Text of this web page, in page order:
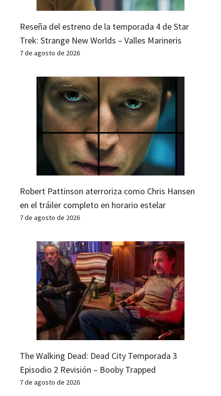
Reseña del estreno de la temporada 4 de Star
Trek: Strange New Worlds – Valles Marineris
7 de agosto de 2026
Robert Pattinson aterroriza como Chris Hansen
en el tráiler completo en horario estelar
7 de agosto de 2026
The Walking Dead: Dead City Temporada 3
Episodio 2 Revisión – Booby Trapped
7 de agosto de 2026